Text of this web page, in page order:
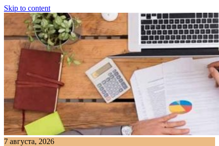
Skip to content
7 августа, 2026